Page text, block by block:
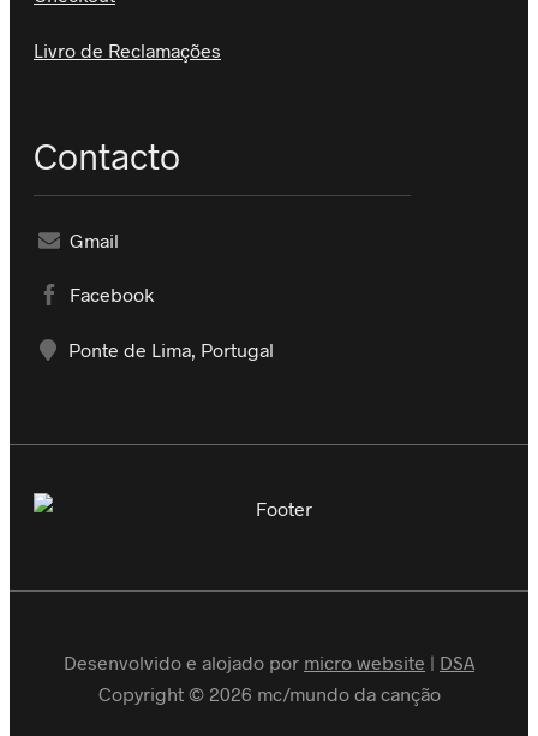
Livro de Reclamações
Contacto
Gmail
Facebook
Ponte de Lima, Portugal
Desenvolvido e alojado por micro website | DSA
Copyright © 2026 mc/mundo da canção